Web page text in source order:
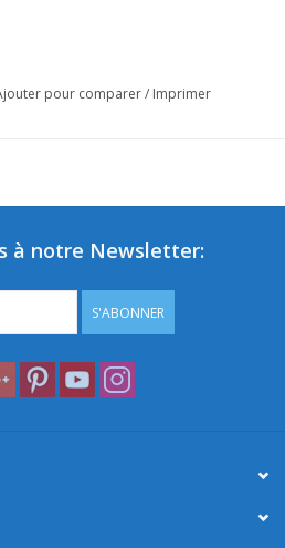
pour comparer/ Imprimer
à notre Newsletter:
S'ABONNER